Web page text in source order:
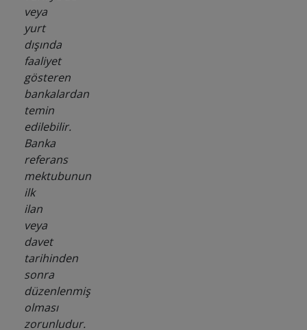
veya
yurt
dışında
faaliyet
gösteren
bankalardan
temin
edilebilir.
Banka
referans
mektubunun
ilk
ilan
veya
davet
tarihinden
sonra
düzenlenmiş
olması
zorunludur.